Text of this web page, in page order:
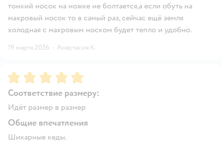
тонкий носок на ножке не болтается,а если обуть на
махровый носок то в самый раз, сейчас ещё земля
холодная с махровым носком будет тепло и удобно.
19 марта 2026 · Анастасия К.
Рейтинг:5
Соответствие размеру:
Идёт размер в размер
Общие впечатления
Шикарные кеды.